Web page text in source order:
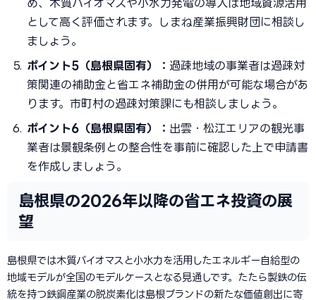
め、木質バイオマスや小水力発電の導入は地域資源活用
として高く評価されます。しまね産業振興財団に相談し
ましょう。
ポイント5（島根県固有）： 過疎地域の事業者は過疎対
策関連の補助金と省エネ補助金の併用が可能な場合があ
ります。市町村の過疎対策課にも相談しましょう。
ポイント6（島根県固有）： 出雲・松江エリアの観光事
業者は景観条例との整合性を事前に確認した上で申請書
を作成しましょう。
島根県の2026年以降の省エネ投資の展
望
島根県では木質バイオマスと小水力を活用したエネルギー自給型の
地域モデルが全国のモデルケースとなる見通しです。たたら製鉄の伝
統を持つ鉄鋼産業の脱炭素化は島根ブランドの新たな価値創出に寄